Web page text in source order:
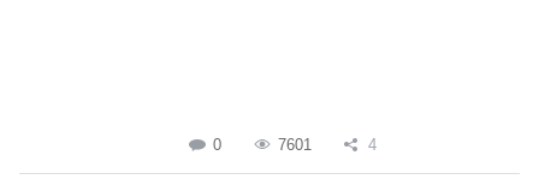
0 7601 4